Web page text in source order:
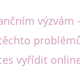
výzvám
vyřídit